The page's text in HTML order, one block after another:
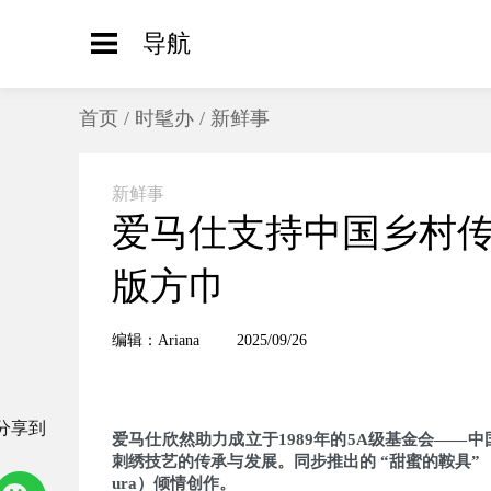
导航
首页 / 时髦办 / 新鲜事
新鲜事
爱马仕支持中国乡村
版方巾
编辑：Ariana 2025/09/26
爱马仕欣然助力成立于1989年的5A级基金会——中
刺绣技艺的传承与发展。同步推出的 “甜蜜的鞍具
ura）倾情创作。
享到